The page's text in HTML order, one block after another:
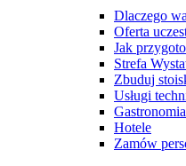
Dlaczego
Oferta
Jak
Strefa
Zbuduj
Usługi
Gastronomia
Hotele
Zamów